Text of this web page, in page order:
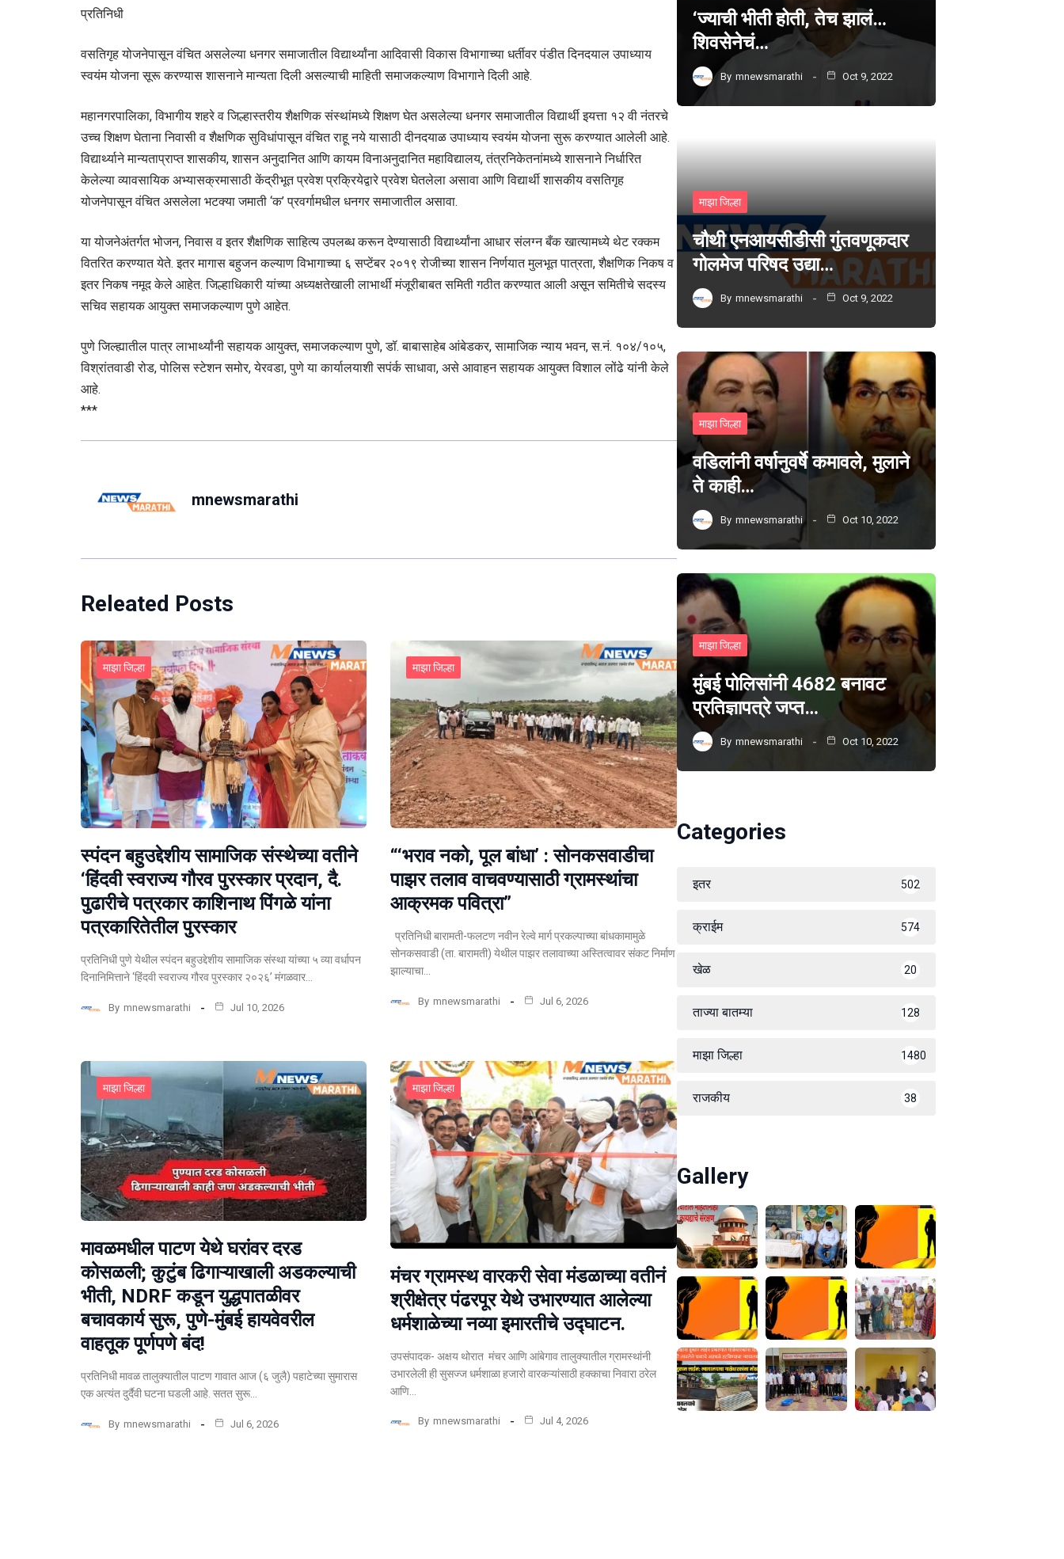
प्रतिनिधी
वसतिगृह योजनेपासून वंचित असलेल्या धनगर समाजातील विद्यार्थ्यांना आदिवासी विकास विभागाच्या धर्तीवर पंडीत दिनदयाल उपाध्याय
स्वयंम योजना सूरू करण्यास शासनाने मान्यता दिली असल्याची माहिती समाजकल्याण विभागाने दिली आहे.
महानगरपालिका, विभागीय शहरे व जिल्हास्तरीय शैक्षणिक संस्थांमध्ये शिक्षण घेत असलेल्या धनगर समाजातील विद्यार्थी इयत्ता १२ वी नंतरचे
उच्च शिक्षण घेताना निवासी व शैक्षणिक सुविधांपासून वंचित राहू नये यासाठी दीनदयाळ उपाध्याय स्वयंम योजना सुरू करण्यात आलेली आहे.
विद्यार्थ्याने मान्यताप्राप्त शासकीय, शासन अनुदानित आणि कायम विनाअनुदानित महाविद्यालय, तंत्रनिकेतनांमध्ये शासनाने निर्धारित
केलेल्या व्यावसायिक अभ्यासक्रमासाठी केंद्रीभूत प्रवेश प्रक्रियेद्वारे प्रवेश घेतलेला असावा आणि विद्यार्थी शासकीय वसतिगृह
योजनेपासून वंचित असलेला भटक्या जमाती ‘क’ प्रवर्गामधील धनगर समाजातील असावा.
या योजनेअंतर्गत भोजन, निवास व इतर शैक्षणिक साहित्य उपलब्ध करून देण्यासाठी विद्यार्थ्यांना आधार संलग्न बँक खात्यामध्ये थेट रक्कम
वितरित करण्यात येते. इतर मागास बहुजन कल्याण विभागाच्या ६ सप्टेंबर २०१९ रोजीच्या शासन निर्णयात मुलभूत पात्रता, शैक्षणिक निकष व
इतर निकष नमूद केले आहेत. जिल्हाधिकारी यांच्या अध्यक्षतेखाली लाभार्थी मंजूरीबाबत समिती गठीत करण्यात आली असून समितीचे सदस्य
सचिव सहायक आयुक्त समाजकल्याण पुणे आहेत.
पुणे जिल्ह्यातील पात्र लाभार्थ्यांनी सहायक आयुक्त, समाजकल्याण पुणे, डॉ. बाबासाहेब आंबेडकर, सामाजिक न्याय भवन, स.नं. १०४/१०५,
विश्रांतवाडी रोड, पोलिस स्टेशन समोर, येरवडा, पुणे या कार्यालयाशी सपंर्क साधावा, असे आवाहन सहायक आयुक्त विशाल लोंढे यांनी केले
आहे.
***
mnewsmarathi
Releated Posts
माझा जिल्हा
स्पंदन बहुउद्देशीय सामाजिक संस्थेच्या वतीने
‘हिंदवी स्वराज्य गौरव पुरस्कार प्रदान, दै.
पुढारीचे पत्रकार काशिनाथ पिंगळे यांना
पत्रकारितेतील पुरस्कार
प्रतिनिधी पुणे येथील स्पंदन बहुउद्देशीय सामाजिक संस्था यांच्या ५ व्या वर्धापन
दिनानिमित्ताने ‘हिंदवी स्वराज्य गौरव पुरस्कार २०२६’ मंगळवार…
By mnewsmarathi Jul 10, 2026
माझा जिल्हा
“‘भराव नको, पूल बांधा’ : सोनकसवाडीचा
पाझर तलाव वाचवण्यासाठी ग्रामस्थांचा
आक्रमक पवित्रा”
प्रतिनिधी बारामती-फलटण नवीन रेल्वे मार्ग प्रकल्पाच्या बांधकामामुळे
सोनकसवाडी (ता. बारामती) येथील पाझर तलावाच्या अस्तित्वावर संकट निर्माण
झाल्याचा…
By mnewsmarathi Jul 6, 2026
माझा जिल्हा
मावळमधील पाटण येथे घरांवर दरड
कोसळली; कुटुंब ढिगाऱ्याखाली अडकल्याची
भीती, NDRF कडून युद्धपातळीवर
बचावकार्य सुरू, पुणे-मुंबई हायवेवरील
वाहतूक पूर्णपणे बंद!
​प्रतिनिधी मावळ तालुक्यातील पाटण गावात आज (६ जुलै) पहाटेच्या सुमारास
एक अत्यंत दुर्दैवी घटना घडली आहे. सतत सुरू…
By mnewsmarathi Jul 6, 2026
माझा जिल्हा
मंचर ग्रामस्थ वारकरी सेवा मंडळाच्या वतीनं
श्रीक्षेत्र पंढरपूर येथे उभारण्यात आलेल्या
धर्मशाळेच्या नव्या इमारतीचे उद्घाटन.
उपसंपादक- अक्षय थोरात मंचर आणि आंबेगाव तालुक्यातील ग्रामस्थांनी
उभारलेली ही सुसज्ज धर्मशाळा हजारो वारकऱ्यांसाठी हक्काचा निवारा ठरेल
आणि…
By mnewsmarathi Jul 4, 2026
‘ज्याची भीती होती, तेच झालं…
शिवसेनेचं…
By mnewsmarathi Oct 9, 2022
माझा जिल्हा
चौथी एनआयसीडीसी गुंतवणूकदार
गोलमेज परिषद उद्या…
By mnewsmarathi Oct 9, 2022
माझा जिल्हा
वडिलांनी वर्षानुवर्षे कमावले, मुलाने
ते काही…
By mnewsmarathi Oct 10, 2022
माझा जिल्हा
मुंबई पोलिसांनी 4682 बनावट
प्रतिज्ञापत्रे जप्त…
By mnewsmarathi Oct 10, 2022
Categories
इतर 502
क्राईम 574
खेळ 20
ताज्या बातम्या 128
माझा जिल्हा 1480
राजकीय 38
Gallery